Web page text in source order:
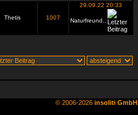
Thetis 1007
29.09.22 20:33
Naturfreund..
© 2006-2026 insoliti GmbH